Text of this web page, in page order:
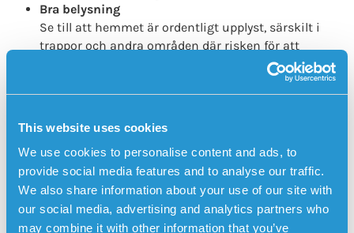
This website uses cookies
We use cookies to personalise content and ads, to
provide social media features and to analyse our traffic.
We also share information about your use of our site with
our social media, advertising and analytics partners who
may combine it with other information that you’ve
Bra belysning
Se till att hemmet är ordentligt upplyst, särskilt i
trappor och andra områden där risken för att
Använd möbler som är stabila och lätta att greppa
Förutom att träna specifika balansövningar är det också
bra att hålla sig allmänt fysiskt aktiv. Promenader,
simning och cykling är utmärkta aktiviteter som stärker
både muskler och balans.